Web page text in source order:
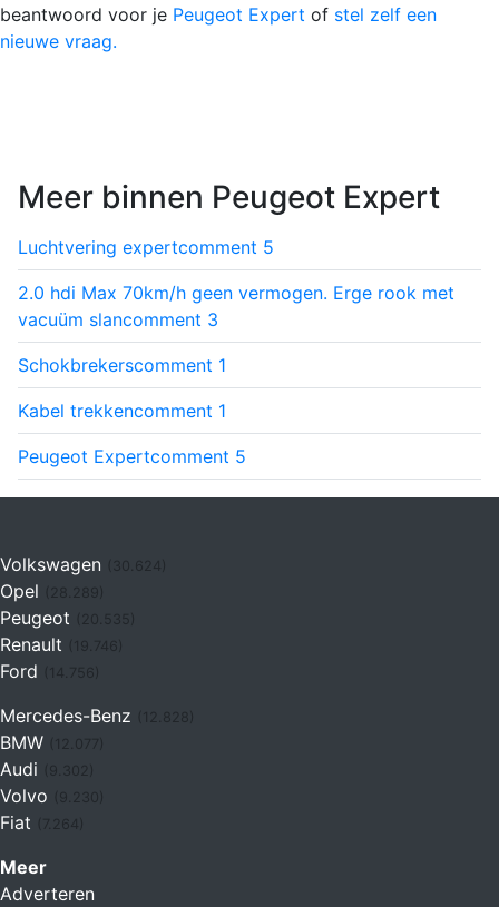
beantwoord voor je Peugeot Expert of stel zelf een
nieuwe vraag.
Meer binnen Peugeot Expert
Luchtvering expertcomment 5
2.0 hdi Max 70km/h geen vermogen. Erge rook met
vacuüm slancomment 3
Schokbrekerscomment 1
Kabel trekkencomment 1
Peugeot Expertcomment 5
Volkswagen (30.624)
Opel
Peugeot
Renault (19.746)
Ford (14.756)
Mercedes-Benz
BMW
Audi
Volvo
Fiat (7.264)
Meer
Adverteren